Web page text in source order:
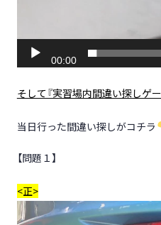
00:00
そして『実習場内間違い探しゲー
当日行った間違い探しがコチラ
【問題１】
<正>